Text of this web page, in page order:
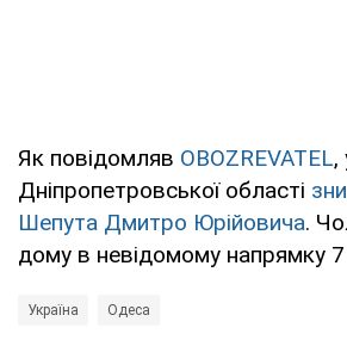
Як повідомляв OBOZREVATEL,
Дніпропетровської області
Шепута Дмитро Юрійовича.
дому в невідомому напрямку
Україна Одеса